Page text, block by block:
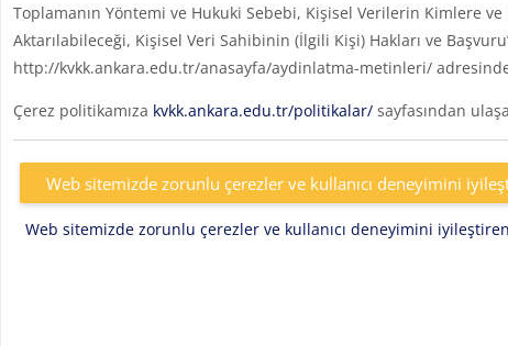
Toplamanın Yöntemi ve Hukuki Sebebi, Kişisel Verilerin Kimlere
Aktarılabileceği, Kişisel Veri Sahibinin (İlgili Kişi) Hakları ve
http://kvkk.ankara.edu.tr/anasayfa/aydinlatma-metinleri/
Çerez politikamıza kvkk.ankara.edu.tr/politikalar/sayfasından
Web sitemizde zorunlu çerezler ve kullanıcı deneyimini
Web sitemizde zorunlu çerezler ve kullanıcı deneyimini